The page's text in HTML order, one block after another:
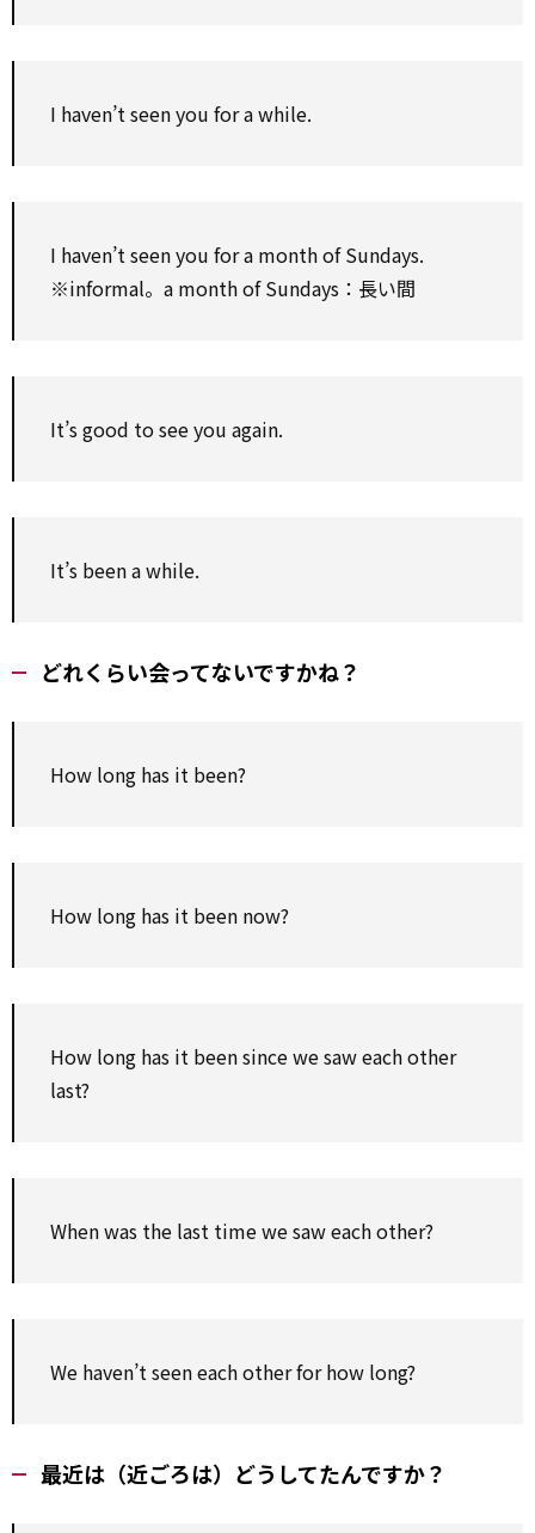
I haven’t seen you for a while.
I haven’t seen you for a month of Sundays.
※informal。a month of Sundays：長い間
It’s good to see you again.
It’s been a while.
どれくらい会ってないですかね？
How long has it been?
How long has it been now?
How long has it been since we saw each other
last?
When was the last time we saw each other?
We haven’t seen each other for how long?
最近は（近ごろは）どうしてたんですか？